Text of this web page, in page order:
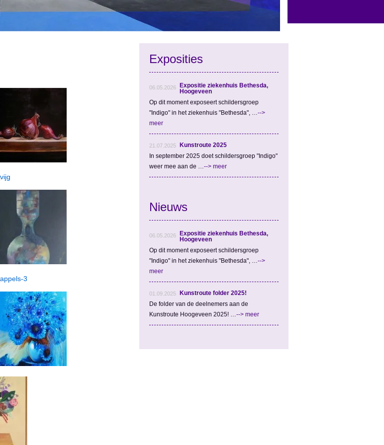
Exposities
Expositie ziekenhuis Bethesda,
Hoogeveen
06.05.2026
Op dit moment exposeert schildersgroep
"Indigo" in het ziekenhuis "Bethesda", …-->
meer
Kunstroute 2025
21.07.2025
In september 2025 doet schildersgroep "Indigo"
weer mee aan de …--> meer
Nieuws
Expositie ziekenhuis Bethesda,
Hoogeveen
06.05.2026
Op dit moment exposeert schildersgroep
"Indigo" in het ziekenhuis "Bethesda", …-->
meer
Kunstroute folder 2025!
01.09.2025
De folder van de deelnemers aan de
Kunstroute Hoogeveen 2025! …--> meer